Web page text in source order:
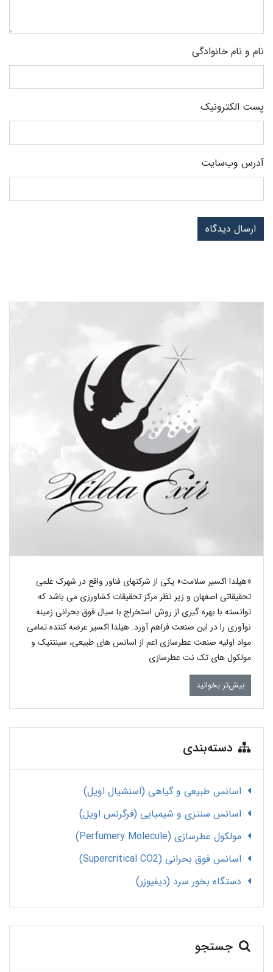
نام و نام خانوادگی
پست الکترونیک
آدرس وب‌سایت
ارسال دیدگاه
«هیلدا اکسیر سلامت» یکی از شرکتهای فناور واقع در شهرک علمی
تحقیقاتی اصفهان و زیر نظر مرکز تحقیقات کشاورزی می باشد که
توانسته با بهره گیری از روش استخراج با سیال فوق بحرانی زمینه
نوآوری را در این صنعت فراهم آورد. هیلدا اکسیر عرضه کننده تمامی
مواد اولیه صنعت عطرسازی اعم از اسانس های طبیعی، سینتتیک و
مولکول های تک نت عطرسازی
بیش‌تر بخوانید
دسته‌بندی
اسانس طبیعی و گیاهی (اسنشیال اویل)
اسانس سنتزی و شیمیایی (فرگرنس اویل)
مولکول عطرسازی (Perfumery Molecule)
اسانس فوق بحرانی (Supercritical CO2)
دستگاه بخور سرد (دیفیوزر)
جستجو